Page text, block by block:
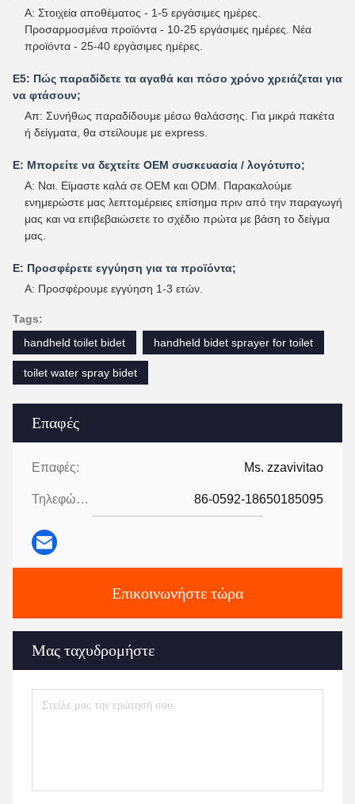
Επαφές
Επαφές: Ms. zzavivitao
Τηλεφώνημα: 86-0592-18650185095
Επικοινωνήστε τώρα
Μας ταχυδρομήστε
Α: Στοιχεία αποθέματος - 1-5 εργάσιμες ημέρες.
Προσαρμοσμένα προϊόντα - 10-25 εργάσιμες ημέρες. Νέα
προϊόντα - 25-40 εργάσιμες ημέρες.
Ε5: Πώς παραδίδετε τα αγαθά και πόσο χρόνο χρειάζεται για
να φτάσουν;
Απ: Συνήθως παραδίδουμε μέσω θαλάσσης. Για μικρά πακέτα
ή δείγματα, θα στείλουμε με express.
Ε: Μπορείτε να δεχτείτε OEM συσκευασία / λογότυπο;
Α: Ναι. Είμαστε καλά σε OEM και ODM. Παρακαλούμε
ενημερώστε μας λεπτομέρειες επίσημα πριν από την παραγωγή
μας και να επιβεβαιώσετε το σχέδιο πρώτα με βάση το δείγμα
μας.
Ε: Προσφέρετε εγγύηση για τα προϊόντα;
Α: Προσφέρουμε εγγύηση 1-3 ετών.
Tags:
handheld toilet bidet
handheld bidet sprayer for toilet
toilet water spray bidet